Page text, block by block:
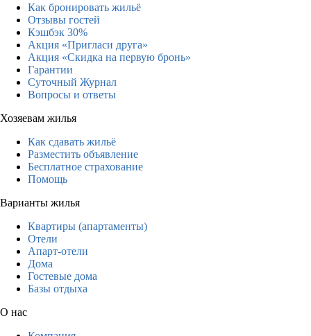
Как бронировать жильё
Отзывы гостей
Кэшбэк 30%
Акция «Пригласи друга»
Акция «Скидка на первую бронь»
Гарантии
Суточный Журнал
Вопросы и ответы
Хозяевам жилья
Как сдавать жильё
Разместить объявление
Бесплатное страхование
Помощь
Варианты жилья
Квартиры (апартаменты)
Отели
Апарт-отели
Дома
Гостевые дома
Базы отдыха
О нас